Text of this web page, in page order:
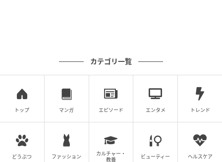
カテゴリ一覧
トップ マンガ エピソード エンタメ トレンド
どうぶつ ファッション
カルチャー・
教養
ビューティー ヘルスケア